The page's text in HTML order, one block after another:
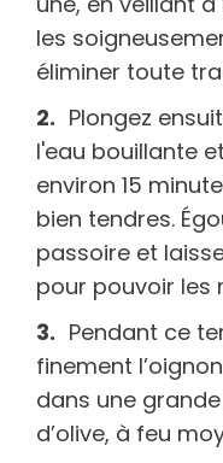
les
éliminer toute
Plongez
l'eau bouillante
environ 15
bien tendres.
passoire et
pour pouvoir les
Pendant ce
finement
dans une
d’olive, à feu